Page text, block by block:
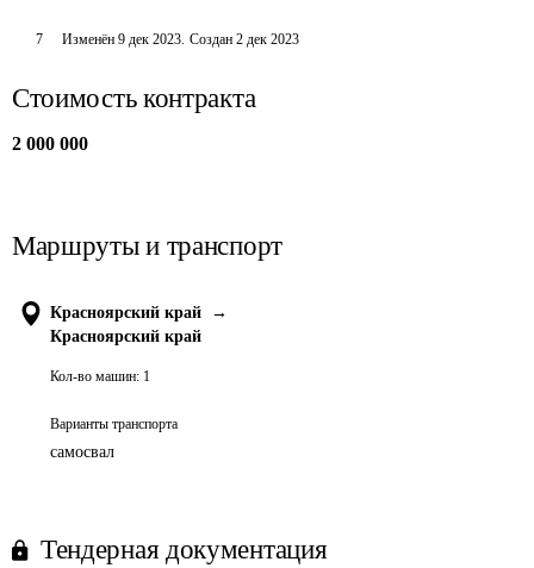
7 Изменён 9 дек 2023. Создан 2 дек 2023
Стоимость контракта
2 000 000
Маршруты и транспорт
Красноярский край
→
Красноярский край
Кол-во машин: 1
Варианты транспорта
самосвал
Тендерная документация